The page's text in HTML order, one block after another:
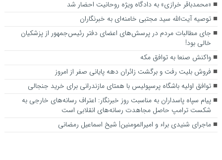
«محمدباقر خرازی» به دادگاه ویژه روحانیت احضار شد
توصیه آیت‌الله سید مجتبی خامنه‌ای به خبرنگاران
جای مطالبات مردم در پرسش‌های اعضای دفتر رئیس‌جمهور از پزشکیان
خالی بود!
واکنش صنعا به توافق مکه
فروش بلیت رفت و برگشت زائران دهه پایانی صفر از امروز
توافق اولیه باشگاه پرسپولیس با همتای مازندرانی برای خرید جنجالی
پیام سپاه پاسداران به مناسبت روز خبرنگار: اعتراف رسانه‌های خارجی به
شکست ترامپ حاصل مجاهدت رسانه‌های انقلابی است
ماجرای شنیدی براء و امیرالمومنین| شیخ اسماعیل رمضانی